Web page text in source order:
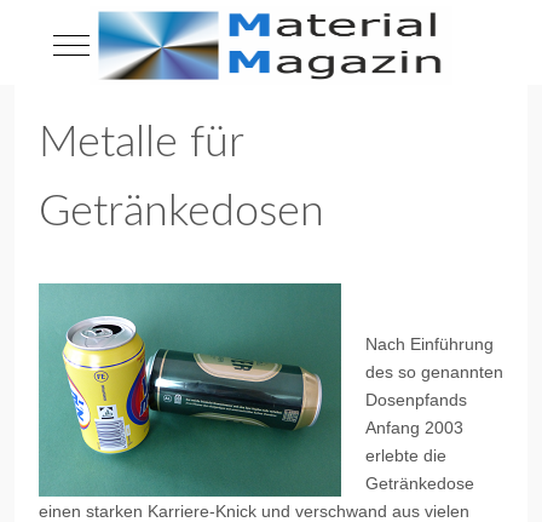
Mobile Menu Toggle
Metalle für
Getränkedosen
Nach Einführung
des so genannten
Dosenpfands
Anfang 2003
erlebte die
Getränkedose
einen starken Karriere-Knick und verschwand aus vielen